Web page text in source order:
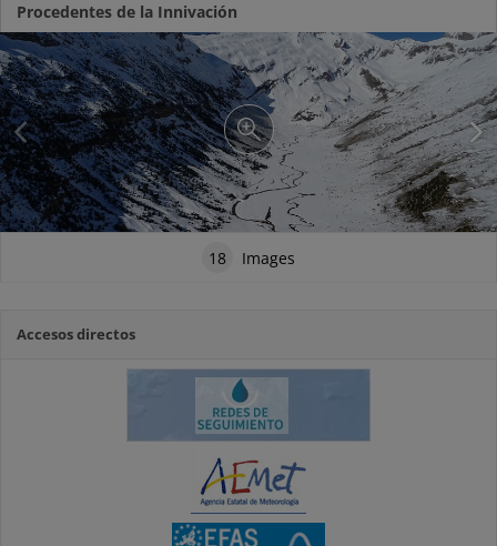
Procedentes de la Innivación
18 Images
Accesos directos